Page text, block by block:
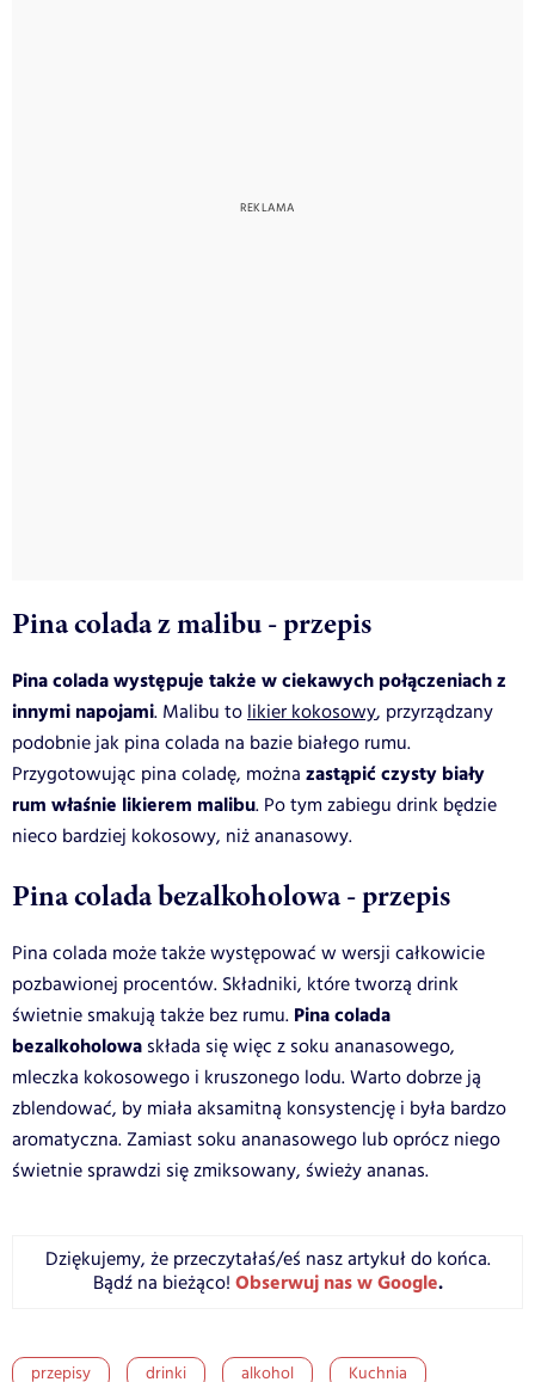
Pina colada z malibu - przepis
Pina colada występuje także w ciekawych połączeniach z
innymi napojami. Malibu tolikier kokosowy, przyrządzany
podobnie jak pina colada na bazie białego rumu.
Przygotowując pina coladę, można zastąpić czysty biały
rum właśnie likierem malibu. Po tym zabiegu drink będzie
nieco bardziej kokosowy, niż ananasowy.
Pina colada bezalkoholowa - przepis
Pina colada może także występować w wersji całkowicie
pozbawionej procentów. Składniki, które tworzą drink
świetnie smakują także bez rumu. Pina colada
bezalkoholowa składa się więc z soku ananasowego,
mleczka kokosowego i kruszonego lodu. Warto dobrze ją
zblendować, by miała aksamitną konsystencję i była bardzo
aromatyczna. Zamiast soku ananasowego lub oprócz niego
świetnie sprawdzi się zmiksowany, świeży ananas.
Dziękujemy, że przeczytałaś/eś nasz artykuł do końca.
Bądź na bieżąco! Obserwuj nas w Google.
przepisy drinki alkohol Kuchnia